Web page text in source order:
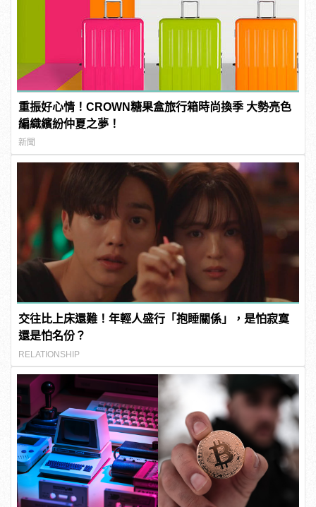
重振好心情！CROWN糖果盒旅行箱時尚換季 大勢亮色
編織繽紛仲夏之夢！
新聞
交往比上床還難！年輕人盛行「抱睡關係」，是怕寂寞
還是怕名份？
RELATIONSHIP